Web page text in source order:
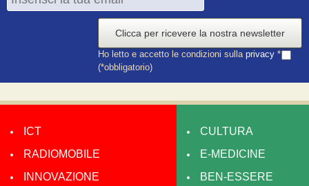
Clicca per ricevere la nostra newsletter
Ho letto e accetto le condizioni sulla privacy *
(*obbligatorio)
ICT
RADIOMOBILE
INNOVAZIONE
CULTURA
E-MEDICINE
BEN-ESSERE